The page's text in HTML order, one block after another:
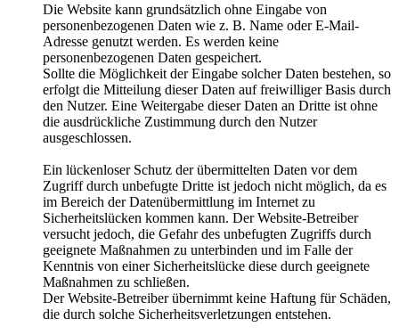
Die Website kann grundsätzlich ohne Eingabe von
personenbezogenen Daten wie z. B. Name oder E-Mail-
Adresse genutzt werden. Es werden keine
personenbezogenen Daten gespeichert.
Sollte die Möglichkeit der Eingabe solcher Daten bestehen, so
erfolgt die Mitteilung dieser Daten auf freiwilliger Basis durch
den Nutzer. Eine Weitergabe dieser Daten an Dritte ist ohne
die ausdrückliche Zustimmung durch den Nutzer
ausgeschlossen.
Ein lückenloser Schutz der übermittelten Daten vor dem
Zugriff durch unbefugte Dritte ist jedoch nicht möglich, da es
im Bereich der Datenübermittlung im Internet zu
Sicherheitslücken kommen kann. Der Website-Betreiber
versucht jedoch, die Gefahr des unbefugten Zugriffs durch
geeignete Maßnahmen zu unterbinden und im Falle der
Kenntnis von einer Sicherheitslücke diese durch geeignete
Maßnahmen zu schließen.
Der Website-Betreiber übernimmt keine Haftung für Schäden,
die durch solche Sicherheitsverletzungen entstehen.